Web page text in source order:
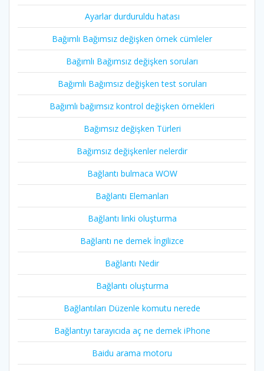
Ayarlar durduruldu hatası
Bağımlı Bağımsız değişken örnek cümleler
Bağımlı Bağımsız değişken soruları
Bağımlı Bağımsız değişken test soruları
Bağımlı bağımsız kontrol değişken örnekleri
Bağımsız değişken Türleri
Bağımsız değişkenler nelerdir
Bağlantı bulmaca WOW
Bağlantı Elemanları
Bağlantı linki oluşturma
Bağlantı ne demek İngilizce
Bağlantı Nedir
Bağlantı oluşturma
Bağlantıları Düzenle komutu nerede
Bağlantıyı tarayıcıda aç ne demek iPhone
Baidu arama motoru